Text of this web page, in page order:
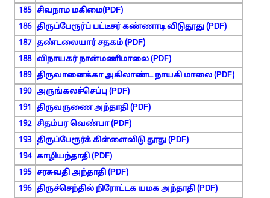
185 சிவநாம மகிமை(PDF)
186 திருப்பேரூர்ப் பட்டீசர் கண்ணாடி விடுதூது (PDF)
187 தண்டலையார் சதகம் (PDF)
188 விநாயகர் நான்மணிமாலை (PDF)
189 திருவானைக்கா அகிலாண்ட நாயகி மாலை (PDF)
190 அருங்கலச்செப்பு (PDF)
191
திருவருணை அந்தாதி (PDF)
192 சிதம்பர வெண்பா (PDF)
193 திருப்பேரூர்க் கிள்ளைவிடு தூது (PDF)
194 காழியந்தாதி (PDF)
195 சரசுவதி அந்தாதி (PDF)
196 திருச்செந்தில் நிரோட்டக யமக அந்தாதி (PDF)